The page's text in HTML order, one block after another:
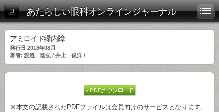
あたらしい眼科オンラインジャーナル
アミロイド緑内障
発行日 2018年08月
著者: 渡邉 隆弘 / 井上 俊洋 /
※本文の記載されたPDFファイルは会員向けのサービスとなります。